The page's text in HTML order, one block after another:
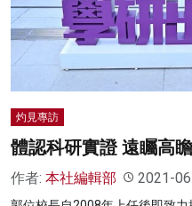
灼見專訪
體認科研實證 遠矚高
作者: 本社編輯部 2021-